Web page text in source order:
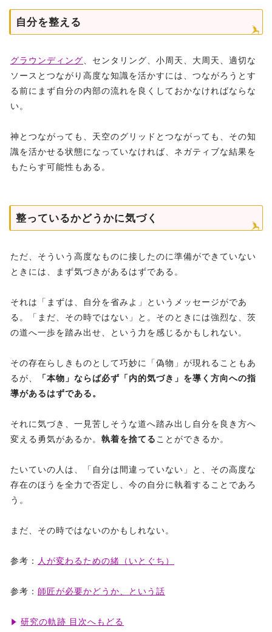
自分を整える
グラウンディング、センタリング、小周天、大周天、適切な
ソースとつながり高度な知識を活かすには、つながろうとす
る前にまず自分の内部の流れを良くしておかなければならな
い。
神とつながっても、天空のグリッドとつながっても、その知
識を活かせる状態になっていなければ、ネガティブな結果を
もたらす可能性もある。
整っているかどうかに気づく
ただ、そういう高度なものに接したのに準備ができていない
ときには、まず気づきがあるはずである。
それは「まずは、自分を省みよ」というメッセージがであ
る。「まだ、その時ではない」と。そのときには強烈な、茨
の道へ一歩を踏み出せ、という力を感じるかもしれない。
その存在らしきものとして巧妙に「偽物」が現れることもあ
るが、
「本物」ならば必ず「内的気づき」を導く方向への指
導があるはずである。
それに気づき、一見苦しそうな道へ踏み出し自分を良き方へ
変える勇気があるか。 執着を捨てることができるか。
たいていの人は、「自分は間違っていない」と、その高度な
存在のほうを全力で否定し、今の自分に執着することであろ
う。
まだ、その時ではないのかもしれない。
参考： 人が変わるための緒（いとぐち）
参考： 師匠が必要かどうか、という話
研究の軌跡 目次へもどる